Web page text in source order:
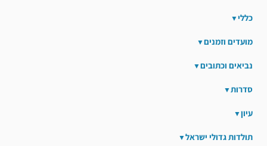
כללי
מועדים וזמנים
נביאים וכתובים
סדרות
עיון
תולדות גדולי ישראל